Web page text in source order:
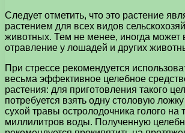
Следует отметить, что это растение
растением для всех видов
животных. Тем не менее, иногда может
отравление у лошадей и других
При стрессе рекомендуется
весьма эффективное целебное
растения: для приготовления такого
потребуется взять одну столовую
сухой травы остролодочника голого на
миллилитров воды. Полученную